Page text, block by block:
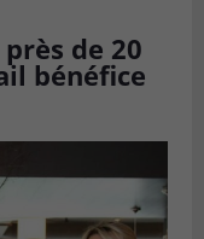
de 20
bénéfice